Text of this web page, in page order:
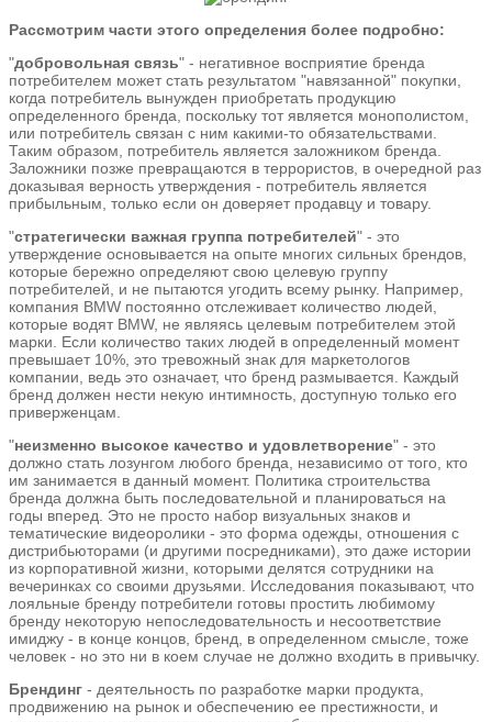
Рассмотрим части этого определения более подробно:
"добровольная связь" - негативное восприятие бренда
потребителем может стать результатом "навязанной" покупки,
когда потребитель вынужден приобретать продукцию
определенного бренда, поскольку тот является монополистом,
или потребитель связан с ним какими-то обязательствами.
Таким образом, потребитель является заложником бренда.
Заложники позже превращаются в террористов, в очередной раз
доказывая верность утверждения - потребитель является
прибыльным, только если он доверяет продавцу и товару.
"стратегически важная группа потребителей" - это
утверждение основывается на опыте многих сильных брендов,
которые бережно определяют свою целевую группу
потребителей, и не пытаются угодить всему рынку. Например,
компания BMW постоянно отслеживает количество людей,
которые водят BMW, не являясь целевым потребителем этой
марки. Если количество таких людей в определенный момент
превышает 10%, это тревожный знак для маркетологов
компании, ведь это означает, что бренд размывается. Каждый
бренд должен нести некую интимность, доступную только его
приверженцам.
"неизменно высокое качество и удовлетворение" - это
должно стать лозунгом любого бренда, независимо от того, кто
им занимается в данный момент. Политика строительства
бренда должна быть последовательной и планироваться на
годы вперед. Это не просто набор визуальных знаков и
тематические видеоролики - это форма одежды, отношения с
дистрибьюторами (и другими посредниками), это даже истории
из корпоративной жизни, которыми делятся сотрудники на
вечеринках со своими друзьями. Исследования показывают, что
лояльные бренду потребители готовы простить любимому
бренду некоторую непоследовательность и несоответствие
имиджу - в конце концов, бренд, в определенном смысле, тоже
человек - но это ни в коем случае не должно входить в привычку.
Брендинг - деятельность по разработке марки продукта,
продвижению на рынок и обеспечению ее престижности, и